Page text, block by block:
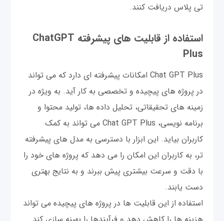
تی پلاس دریافت کنند.
استفاده از قابلیت های پیشرفته ChatGPT
Plus
Chat GPT Plus امکانات پیشرفته ای دارد که می تواند
در پروژه های پیچیده و تخصصی به کار آید. به ویژه در
زمینه های تحقیقاتی، تحلیل داده ها، تولید محتوا و
برنامه نویسی، Chat GPT Plus می تواند به کمک
کاربران بیاید. این ابزار با دسترسی به مدل های پیشرفته
تر، به کاربران این امکان را می دهد که پروژه های خود را
با دقت و سرعت بیشتری پیش ببرند و به نتایج بهتری
دست یابند.
استفاده از این قابلیت ها در پروژه های پیچیده می تواند